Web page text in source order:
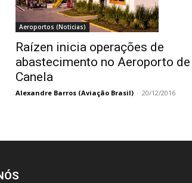
Aeroportos (Noticias)
Raízen inicia operações de
abastecimento no Aeroporto de
Canela
Alexandre Barros (Aviação Brasil) - 20/12/2016